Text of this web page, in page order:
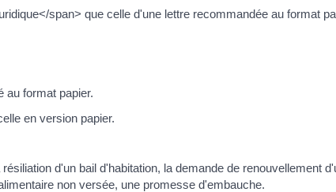
span> que celle d'une lettre recommandée au format
au format papier.
en version papier.
d'un bail d'habitation, la demande de renouvellement
non versée, une promesse d'embauche.